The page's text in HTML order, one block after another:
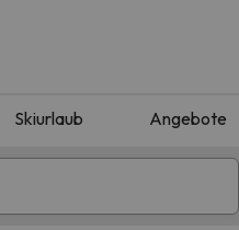
Skiurlaub Angebote